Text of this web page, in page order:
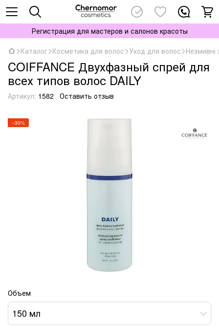
Регистрация для мастеров и салонов красоты
Каталог Косметика для волос Уход для волос
COIFFANCE Двухфазный спрей для
всех типов волос DAILY
Артикул: 1582 Оставить отзыв
−30%
Объем
150 мл